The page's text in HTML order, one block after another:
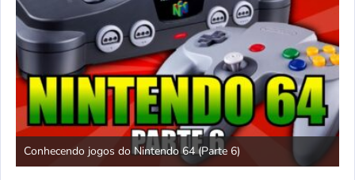
Conhecendo jogos do Nintendo 64 (Parte 6)